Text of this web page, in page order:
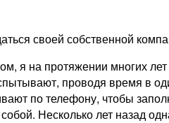
своей собственной
я на протяжении многих
проводя время в
по телефону, чтобы
Несколько лет назад